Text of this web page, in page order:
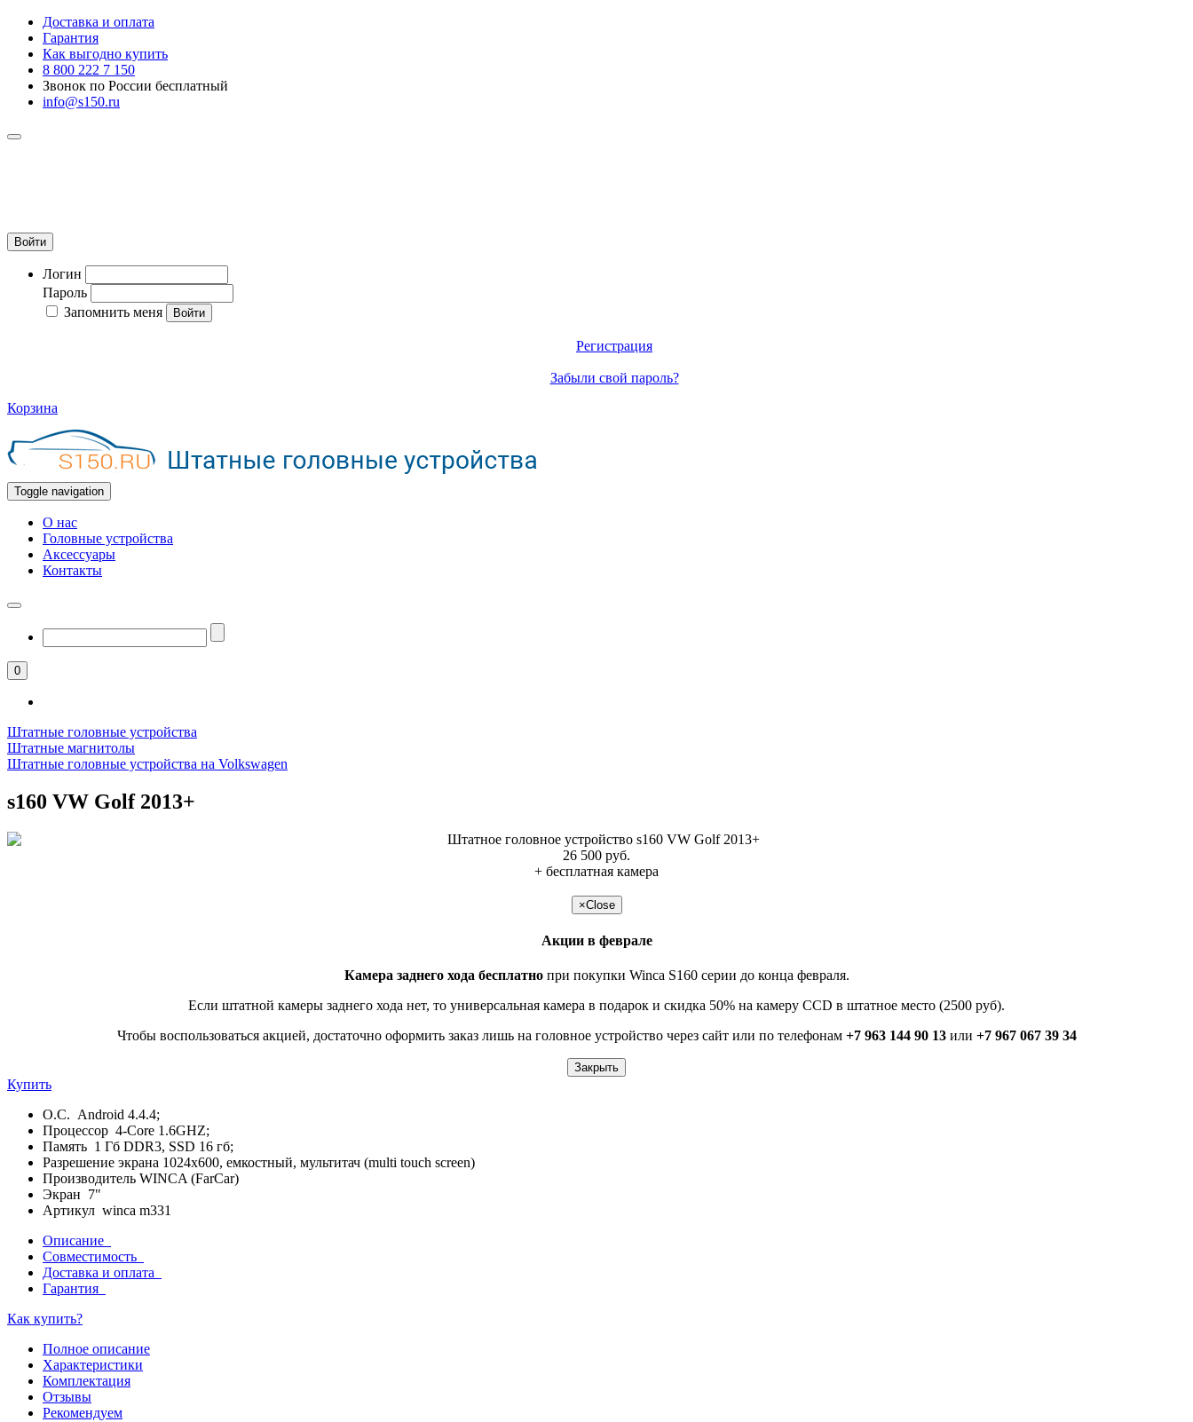
Доставка и оплата
Гарантия
Как выгодно купить
8 800 222 7 150
Звонок по России бесплатный
info@s150.ru
Войти
Логин
Пароль
Запомнить меня
Регистрация
Забыли свой пароль?
Корзина
Toggle navigation
О нас
Головные устройства
Аксессуары
Контакты
0
Штатные головные устройства
Штатные магнитолы
Штатные головные устройства на Volkswagen
s160 VW Golf 2013+
26 500 руб.
+ бесплатная камера
×Close
Акции в феврале
Камера заднего хода бесплатнопри покупки Winca S160 серии до конца февраля.
Если штатной камеры заднего хода нет, то универсальная камера в подарок и скидка 50% на камеру CCD в штатное место (2500 руб).
Чтобы воспользоваться акцией, достаточно оформить заказ лишь на головное устройство через сайт или по телефонам +7 963 144 90 13или +7 967 067 39 34
Закрыть
Купить
О.С. Android 4.4.4;
Процессор 4-Core 1.6GHZ;
Память 1 Гб DDR3, SSD 16 гб;
Разрешение экрана 1024x600, емкостный, мультитач (multi touch screen)
Производитель WINCA (FarCar)
Экран 7"
Артикул winca m331
Описание
Совместимость
Доставка и оплата
Гарантия
Как купить?
Полное описание
Характеристики
Комплектация
Отзывы
Рекомендуем